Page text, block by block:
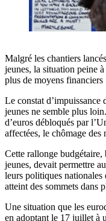
Malgré les chantiers
jeunes, la situation peine
plus de moyens financiers
Le constat d’impuissance
jeunes ne semble plus
d’euros débloqués par
affectées, le chômage des
Cette rallonge
jeunes, devait permettre
leurs politiques nationales
atteint des sommets dans
Une situation que les
en adoptant le 17 juillet à